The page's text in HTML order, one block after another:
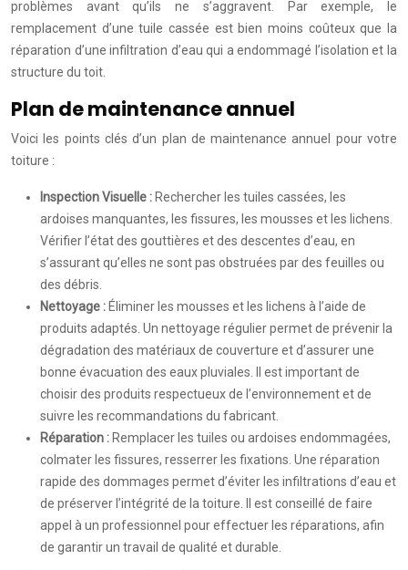
problèmes avant qu’ils ne s’aggravent. Par exemple, le
remplacement d’une tuile cassée est bien moins coûteux que la
réparation d’une infiltration d’eau qui a endommagé l’isolation et la
structure du toit.
Plan de maintenance annuel
Voici les points clés d’un plan de maintenance annuel pour votre
toiture :
Inspection Visuelle : Rechercher les tuiles cassées, les
ardoises manquantes, les fissures, les mousses et les lichens.
Vérifier l’état des gouttières et des descentes d’eau, en
s’assurant qu’elles ne sont pas obstruées par des feuilles ou
des débris.
Nettoyage : Éliminer les mousses et les lichens à l’aide de
produits adaptés. Un nettoyage régulier permet de prévenir la
dégradation des matériaux de couverture et d’assurer une
bonne évacuation des eaux pluviales. Il est important de
choisir des produits respectueux de l’environnement et de
suivre les recommandations du fabricant.
Réparation : Remplacer les tuiles ou ardoises endommagées,
colmater les fissures, resserrer les fixations. Une réparation
rapide des dommages permet d’éviter les infiltrations d’eau et
de préserver l’intégrité de la toiture. Il est conseillé de faire
appel à un professionnel pour effectuer les réparations, afin
de garantir un travail de qualité et durable.